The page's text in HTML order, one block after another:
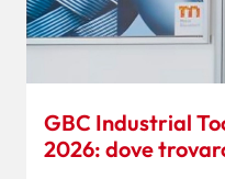
GBC Industrial
2026: dove